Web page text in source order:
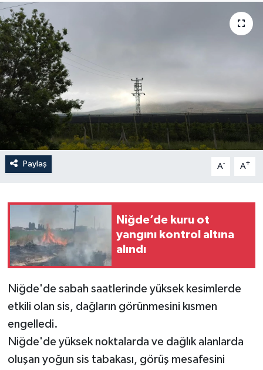
Paylaş A- A+
Niğde’de kuru ot
yangını kontrol altına
alındı
Niğde'de sabah saatlerinde yüksek kesimlerde
etkili olan sis, dağların görünmesini kısmen
engelledi.
Niğde'de yüksek noktalarda ve dağlık alanlarda
oluşan yoğun sis tabakası, görüş mesafesini
Asayiş
Resmi İlan